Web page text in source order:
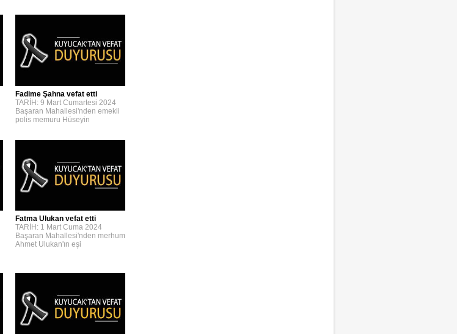
Fadime Şahna vefat etti
TARİH: 9 Mart Cumartesi 2024
Başaran Mahallesi'nden emekli
polis memuru Hüseyin
Fatma Ulukan vefat etti
TARİH: 1 Mart Cuma 2024
Başaran Mahallesi'nden merhum
Ahmet Ulukan'ın eşi